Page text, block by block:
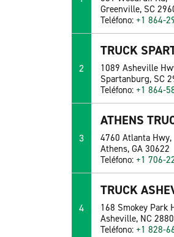
Greenville, SC
Teléfono:+1 864-
2
TRUCK
1089 Asheville
Spartanburg, SC
Teléfono:+1 864-
3
ATHENS
4760 Atlanta Hwy,
Athens, GA 30622
Teléfono:+1 706-
4
TRUCK
168 Smokey Park
Asheville, NC
Teléfono:+1 828-